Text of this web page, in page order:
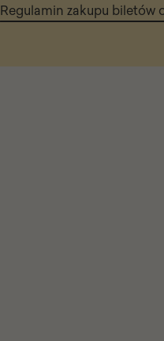
Regulamin zakupu biletów